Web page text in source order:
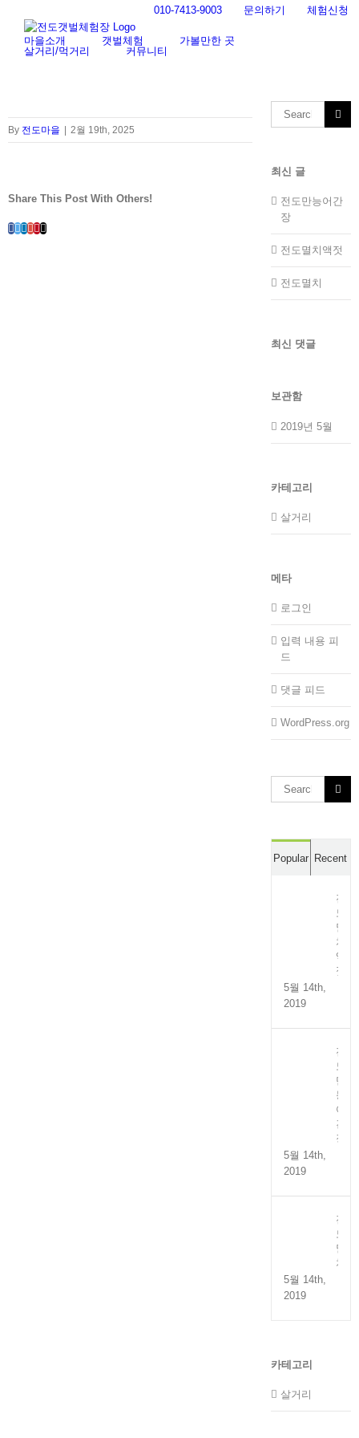
content
010-7413-9003 문의하기 체험신청
마을소개 갯벌체험
가볼만한 곳
살거리/먹거리
커뮤니티
By 전도마을 2월 19th, 2025
Share This Post With Others!
Facebook
Twitter
LinkedIn
Whatsapp
Google+
Pinterest
Email
Search
for:
최신 글
전도만능어간
장
전도멸치액젓
전도멸치
최신 댓글
보관함
2019년 5월
카테고리
살거리
메타
로그인
입력 내용 피
드
댓글 피드
WordPress.org
Search
for:
Popular Recent
전
도
멸
치
액
젓
5월 14th,
2019
전
도
만
능
어
간
장
5월 14th,
2019
전
도
멸
치
5월 14th,
2019
카테고리
살거리